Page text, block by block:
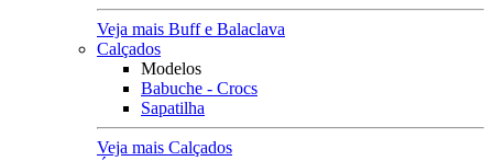
Veja mais Buff e Balaclava
Calçados
Modelos
Babuche - Crocs
Sapatilha
Veja mais Calçados